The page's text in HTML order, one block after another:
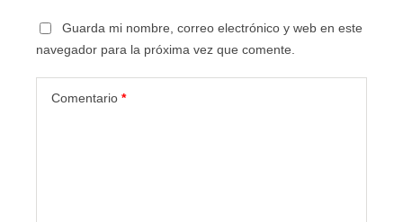
Guarda mi nombre, correo electrónico y web en este
navegador para la próxima vez que comente.
Comentario *